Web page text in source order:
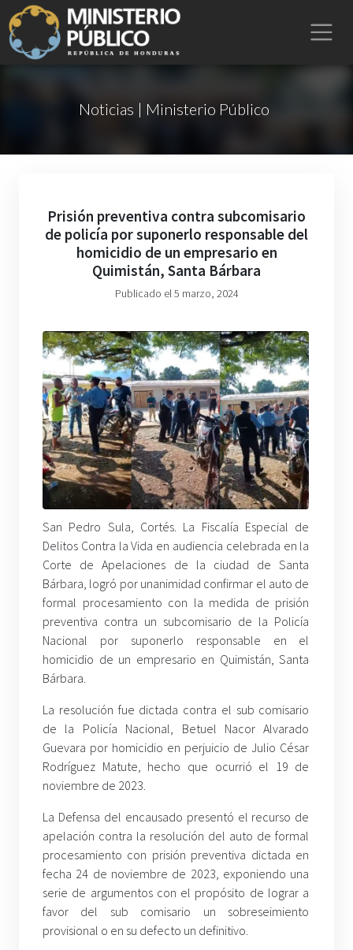
Noticias | Ministerio Público
Prisión preventiva contra subcomisario
de policía por suponerlo responsable del
homicidio de un empresario en
Quimistán, Santa Bárbara
Publicado el 5 marzo, 2024
San Pedro Sula, Cortés. La Fiscalía Especial de
Delitos Contra la Vida en audiencia celebrada en la
Corte de Apelaciones de la ciudad de Santa
Bárbara, logró por unanimidad confirmar el auto de
formal procesamiento con la medida de prisión
preventiva contra un subcomisario de la Policía
Nacional por suponerlo responsable en el
homicidio de un empresario en Quimistán, Santa
Bárbara.
La resolución fue dictada contra el sub comisario
de la Policía Nacional, Betuel Nacor Alvarado
Guevara por homicidio en perjuicio de Julio César
Rodríguez Matute, hecho que ocurrió el 19 de
noviembre de 2023.
La Defensa del encausado presentó el recurso de
apelación contra la resolución del auto de formal
procesamiento con prisión preventiva dictada en
fecha 24 de noviembre de 2023, exponiendo una
serie de argumentos con el propósito de lograr a
favor del sub comisario un sobreseimiento
provisional o en su defecto un definitivo.